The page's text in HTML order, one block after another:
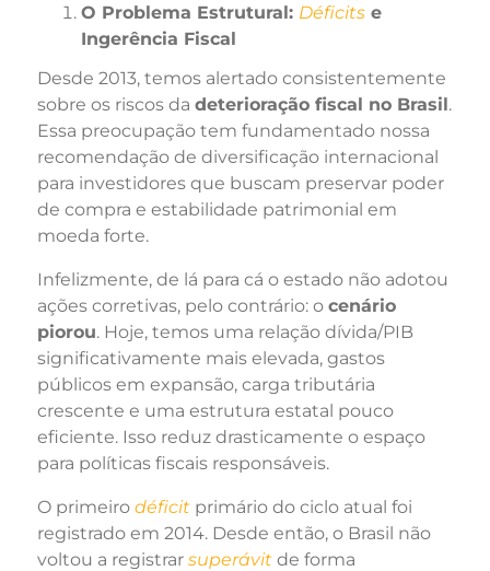
O Problema Estrutural: Déficitse
Ingerência Fiscal
Desde 2013, temos alertado consistentemente
sobre os riscos da deterioração fiscal no Brasil.
Essa preocupação tem fundamentado nossa
recomendação de diversificação internacional
para investidores que buscam preservar poder
de compra e estabilidade patrimonial em
moeda forte.
Infelizmente, de lá para cá o estado não adotou
ações corretivas, pelo contrário: o cenário
piorou. Hoje, temos uma relação dívida/PIB
significativamente mais elevada, gastos
públicos em expansão, carga tributária
crescente e uma estrutura estatal pouco
eficiente. Isso reduz drasticamente o espaço
para políticas fiscais responsáveis.
O primeiro déficitprimário do ciclo atual foi
registrado em 2014. Desde então, o Brasil não
voltou a registrar superávitde forma